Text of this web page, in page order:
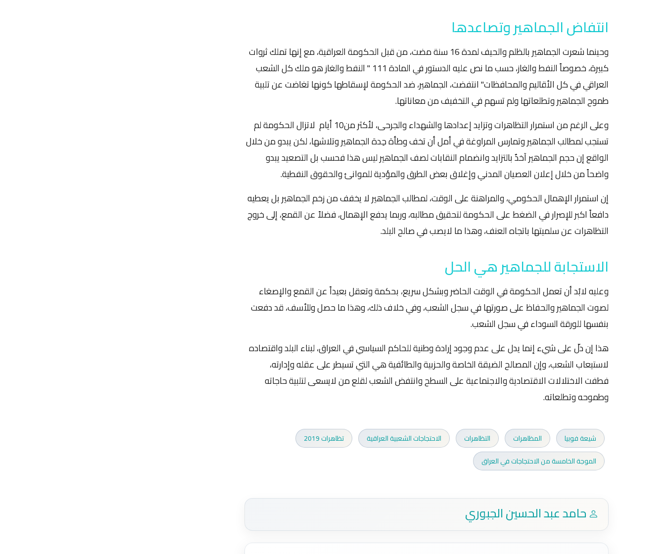
انتفاض الجماهير وتصاعدها
وحينما شعرت الجماهير بالظلم والحيف لمدة 16 سنة مضت، من قبل الحكومة العراقية، مع إنها تملك ثروات
كبيرة، خصوصاً النفط والغاز، حسب ما نص عليه الدستور في المادة 111 " النفط والغاز هو ملك كل الشعب
العراقي في كل الأقاليم والمحافظات" انتفضت، الجماهير، ضد الحكومة لإسقاطها كونها تغاضت عن تلبية
طموح الجماهير وتطلعاتها ولم تسهم في التخفيف من معاناتها.
وعلى الرغم من استمرار التظاهرات وتزايد إعدادها والشهداء والجرحى، لأكثر من10 أيام لاتزال الحكومة لم
تستجب لمطالب الجماهير وتمارس المراوغة في أمل أن تخف وطأة حِدة الجماهير وتلاشها، لكن يبدو من خلال
الواقع إن حجم الجماهير آخذٌ بالتزايد وانضمام النقابات لصف الجماهير ليس هذا فحسب بل التصعيد يبدو
واضحاً من خلال إعلان العصيان المدني وإغلاق بعض الطرق والمؤدية للموانئ والحقوق النفطية.
إن استمرار الإهمال الحكومي، والمراهنة على الوقت، لمطالب الجماهير لا يخفف من زخم الجماهير بل يعطيه
دافعاً اكبر للإصرار في الضغط على الحكومة لتحقيق مطالبه، وربما يدفع الإهمال، فضلاً عن القمع، إلى خروج
التظاهرات عن سلميتها باتجاه العنف، وهذا ما لايصب في صالح البلد.
الاستجابة للجماهير هي الحل
وعليه لابُد أن تعمل الحكومة في الوقت الحاضر وبشكل سريع، بحكمة وتعقل بعيداً عن القمع والإصغاء
لصوت الجماهير والحفاظ على صورتها في سجل الشعب، وفي خلاف ذلك، وهذا ما حصل وللأسف، قد دفعت
بنفسها للورقة السوداء في سجل الشعب.
هذا إن دلّ على شيء إنما يدل على عدم وجود إرادة وطنية للحاكم السياسي في العراق، لبناء البلد واقتصاده
لاستيعاب الشعب، وإن المصالح الضيقة الخاصة والحزبية والطائفية هي التي تسيطر على عقله وإدارته،
فطفت الاختلالات الاقتصادية والاجتماعية على السطح وانتفض الشعب لقلع من لايسعى لتلبية حاجاته
وطموحه وتطلعاته.
شيعة فوبيا المظاهرات التظاهرات الاحتجاجات الشعبية العراقية
تظاهرات 2019
الموجة الخامسة من الاحتجاجات في العراق
حامد عبد الحسين الجبوري